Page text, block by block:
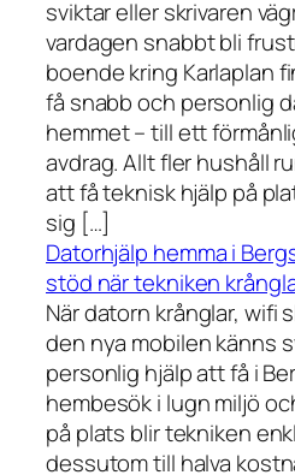
sviktar eller skrivaren
vardagen snabbt bli
boende kring Karlaplan
få snabb och personlig
hemmet – till ett
avdrag. Allt fler hushåll
att få teknisk hjälp på
sig […]
Datorhjälp hemma i
stöd när tekniken
När datorn krånglar, wifi
den nya mobilen känns
personlig hjälp att få i
hembesök i lugn miljö
på plats blir tekniken
dessutom till halva